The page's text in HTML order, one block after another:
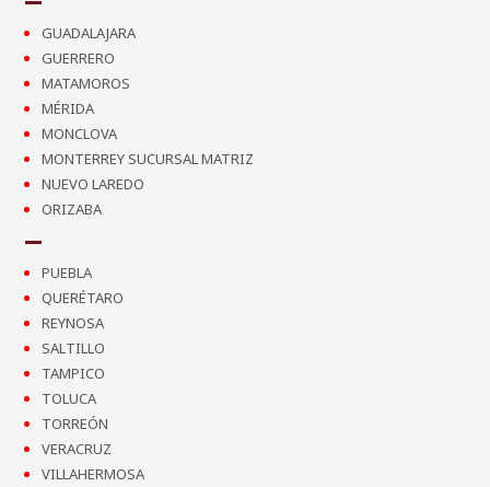
GUADALAJARA
GUERRERO
MATAMOROS
MÉRIDA
MONCLOVA
MONTERREY SUCURSAL MATRIZ
NUEVO LAREDO
ORIZABA
PUEBLA
QUERÉTARO
REYNOSA
SALTILLO
TAMPICO
TOLUCA
TORREÓN
VERACRUZ
VILLAHERMOSA